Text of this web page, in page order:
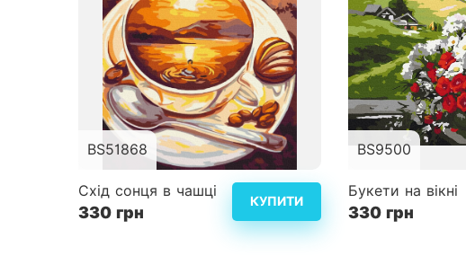
BS51868
Розмір
Складність
Детальніше
Схід сонця в чашці
330 грн
КУПИТИ
BS9500
Розмір
Складність
Букети на вікні
330 грн